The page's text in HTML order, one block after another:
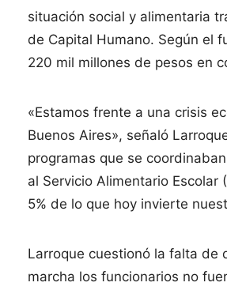
situación social y alimentaria
de Capital Humano. Según el
220 mil millones de pesos en
«Estamos frente a una crisis
Buenos Aires», señaló
programas que se
al Servicio Alimentario Escolar
5% de lo que hoy invierte
Larroque cuestionó la falta de
marcha los funcionarios no